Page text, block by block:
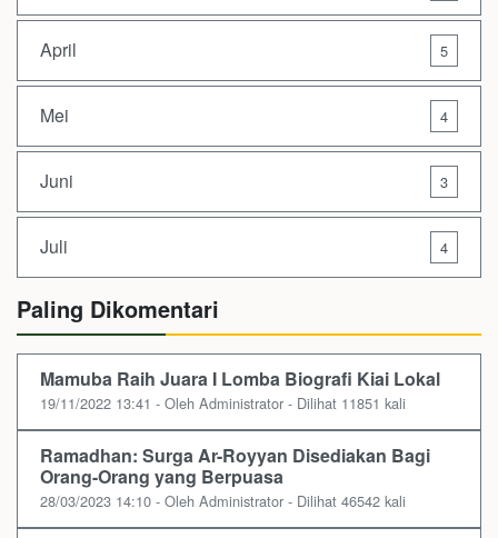
April 5
Mei 4
Juni 3
Juli 4
Paling Dikomentari
Mamuba Raih Juara I Lomba Biografi Kiai Lokal
19/11/2022 13:41 - Oleh Administrator - Dilihat 11851 kali
Ramadhan: Surga Ar-Royyan Disediakan Bagi
Orang-Orang yang Berpuasa
28/03/2023 14:10 - Oleh Administrator - Dilihat 46542 kali